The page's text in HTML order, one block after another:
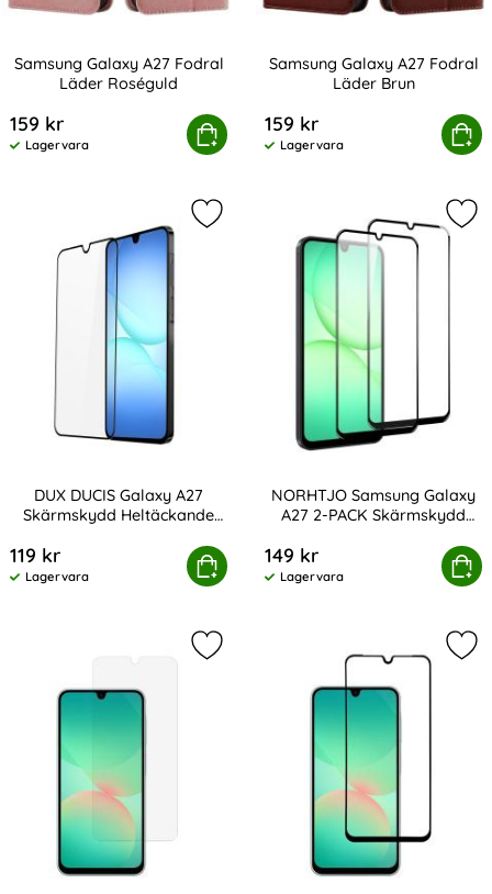
Samsung Galaxy A27 Fodral
Läder Roséguld
159 kr
Tillgänglighet:
Lagervara
Köp
Samsung Galaxy A27 Fodral Läder Roséguld
Samsung Galaxy A27 Fodral
Läder Brun
159 kr
Tillgänglighet:
Lagervara
Köp
Samsung Galaxy A27
DUX DUCIS Galaxy A27
Skärmskydd Heltäckande
119 kr
Tillgänglighet:
Lagervara
Köp
Galaxy A27 Skärmskydd Heltäckande Härdat Glas
Markera dUX DUCIS Galaxy A27
NORHTJO Samsung Galaxy
A27 2-PACK Skärmskydd
149 kr
Tillgänglighet:
Lagervara
Köp
NORHTJO Samsung Galaxy A27 2-
Markera samsung Galaxy A27